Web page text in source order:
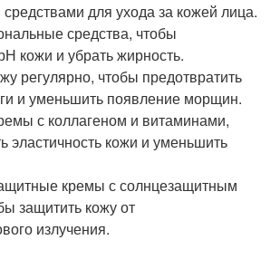
для ухода за кожей лица.
средства, чтобы
кожи и убрать жирность.
регулярно, чтобы предотвратить
и уменьшить появление морщин.
с коллагеном и витаминами,
эластичность кожи и уменьшить
кремы с солнцезащитным
защитить кожу от
излучения.